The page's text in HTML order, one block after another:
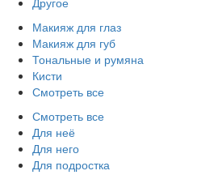
Макияж для глаз
Макияж для губ
Тональные и румяна
Кисти
Смотреть все
Смотреть все
Для неё
Для него
Для подростка